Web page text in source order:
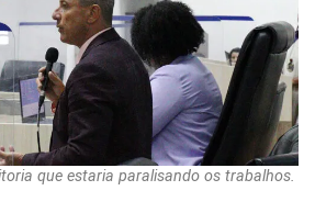
que estaria paralisando os trabalhos.